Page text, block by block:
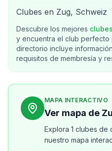
Clubes en Zug, Schweiz
Descubre los mejores
y encuentra el club perfecto
directorio incluye
requisitos de membresía y
MAPA INTERACTIVO
Ver mapa de
Explora 1 clubes de
nuestro mapa